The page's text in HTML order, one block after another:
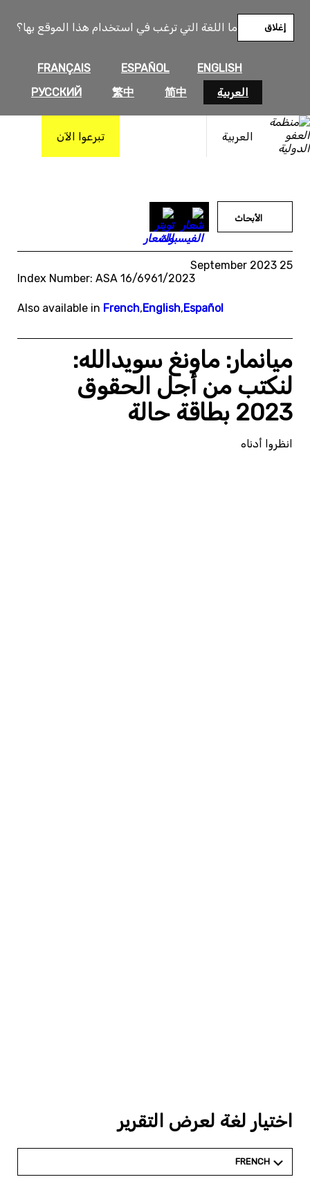
ما اللغة التي ترغب في استخدام هذا الموقع بها؟
ENGLISH
ESPAÑOL
FRANÇAIS
العربية
简中
繁中
РУССКИЙ
إغلاق
العربية تبرعوا الآن
المحتوى
الأبحاث
25 September 2023
Index Number: ASA 16/6961/2023
Also available in French,English,Español
ميانمار: ماونغ سويدالله:
لنكتب من أجل الحقوق
2023 بطاقة حالة
انظروا أدناه
اختيار لغة لعرض التقرير
FRENCH